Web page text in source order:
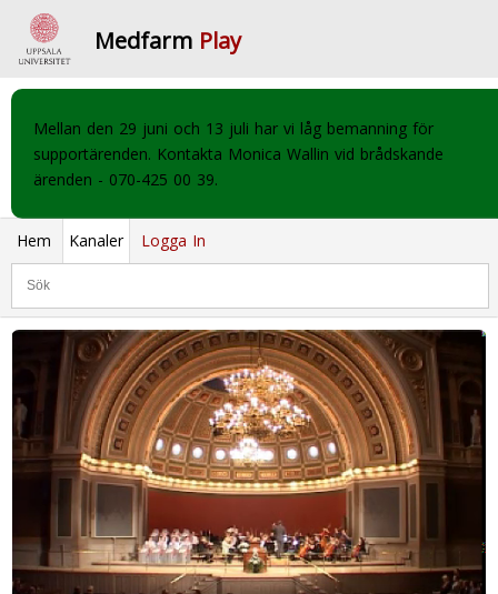
Medfarm Play
Mellan den 29 juni och 13 juli har vi låg bemanning för
supportärenden. Kontakta Monica Wallin vid brådskande
ärenden - 070-425 00 39.
Hem Kanaler Logga In